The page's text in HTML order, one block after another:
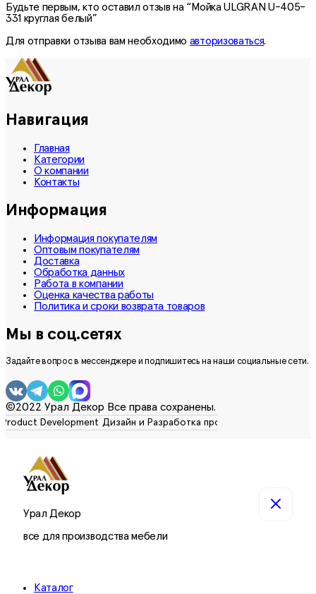
Будьте первым, кто оставил отзыв на “Мойка ULGRAN U-405-
331 круглая белый”
Для отправки отзыва вам необходимо авторизоваться.
Навигация
Главная
Категории
О компании
Контакты
Информация
Информация покупателям
Оптовым покупателям
Доставка
Обработка данных
Работа в компании
Оценка качества работы
Политика и сроки возврата товаров
Мы в соц.сетях
Задайте вопрос в мессенджере и подпишитесь на наши социальные сети.
©2022 Урал Декор Все права сохранены.
Урал Декор
все для производства мебели
Каталог